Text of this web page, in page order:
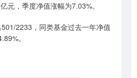
元，季度净值涨幅为7.03%。
2233，同类基金过去一年净值
。